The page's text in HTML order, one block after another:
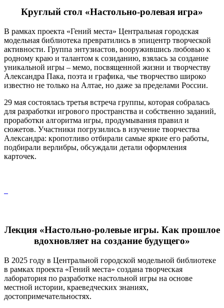
Круглый стол «Настольно-ролевая игра»
В рамках проекта «Гений места» Центральная городская
модельная библиотека превратились в эпицентр творческой
активности. Группа энтузиастов, вооружившись любовью к
родному краю и талантом к созиданию, взялась за создание
уникальной игры – мемо, посвященной жизни и творчеству
Александра Пака, поэта и графика, чье творчество широко
известно не только на Алтае, но даже за пределами России.
29 мая состоялась третья встреча группы, которая собралась
для разработки игрового пространства и собственно заданий,
проработки алгоритма игры, продумывания правил и
сюжетов. Участники погрузились в изучение творчества
Александра: кропотливо отбирали самые яркие его работы,
подбирали верлибры, обсуждали детали оформления
карточек.
Лекция «Настольно-ролевые игры. Как прошлое
вдохновляет на создание будущего»
В 2025 году в Центральной городской модельной библиотеке
в рамках проекта «Гений места» создана творческая
лаборатория по разработке настольной игры на основе
местной истории, краеведческих знаниях,
достопримечательностях.